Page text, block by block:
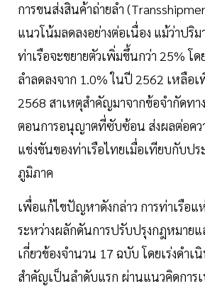
การขนส่งสินค้าถ่ายลำ
แนวโน้มลดลงอย่างต่อเนื่อง แม้ว่าปริ
ท่าเรือจะขยายตัวเพิ่มขึ้นกว่า 25% โ
ลำลดลงจาก 1.0% ในปี 2562 เหลือ
2568 สาเหตุสำคัญมาจากข้อจำกัดท
ตอนการอนุญาตที่ซับซ้อน ส่งผลต่อคว
แข่งขันของท่าเรือไทยเมื่อเทียบกับปร
ภูมิภาค
เพื่อแก้ไขปัญหาดังกล่าว การท่าเรือแ
ระหว่างผลักดันการปรับปรุงกฎหมาย
เกี่ยวข้องจำนวน 17 ฉบับ โดยเร่งดำเ
สำคัญเป็นลำดับแรก ผ่านแนวคิดการ